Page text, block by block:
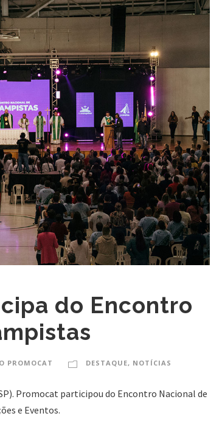
do Encontro
PROMOCAT DESTAQUE, NOTÍCIAS
Promocat participou do Encontro Nacional de
e Eventos.